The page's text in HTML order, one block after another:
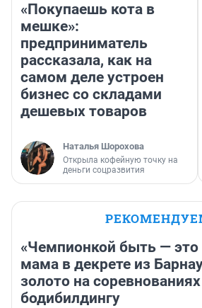
«Покупаешь кота в
мешке»:
предприниматель
рассказала, как на
самом деле устроен
бизнес со складами
дешевых товаров
Наталья Шорохова
Открыла кофейную точку на
деньги соцразвития
«Чемпионкой быть — это
мама в декрете из
золото на
бодибилдингу